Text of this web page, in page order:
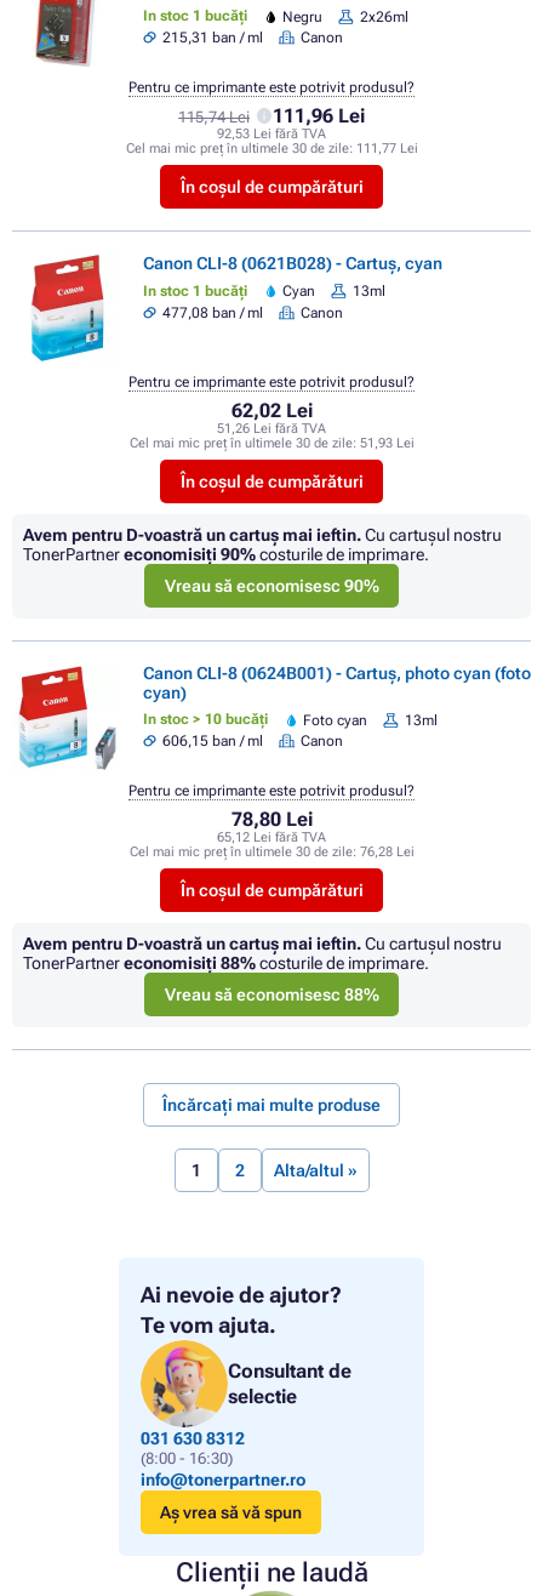
Ai nevoie de ajutor?
Te vom ajuta.
Consultant de
selectie
031 630 8312
(8:00 - 16:30)
info@tonerpartner.ro
Aș vrea să vă spun
Clienții ne laudă
In stoc 1 bucăți Negru
2x26ml
215,31 ban / ml
Canon
115,74 Lei 111,96 Lei
92,53 Lei fără TVA
Cel mai mic preț în ultimele 30 de zile: 111,77 Lei
În coșul de cumpărături
Pentru ce imprimante este potrivit produsul?
Canon CLI-8 (0621B028) - Cartuș, cyan
In stoc 1 bucăți Cyan
13ml
477,08 ban / ml
Canon
62,02 Lei
51,26 Lei fără TVA
Cel mai mic preț în ultimele 30 de zile: 51,93 Lei
În coșul de cumpărături
Pentru ce imprimante este potrivit produsul?
Avem pentru D-voastră un cartuș mai ieftin.Cu cartuşul nostru
TonerPartnereconomisiţi 90%costurile de imprimare.
Vreau să economisesc 90%
Canon CLI-8 (0624B001) - Cartuș, photo cyan (foto
cyan)
In stoc > 10 bucăți Foto cyan
13ml
606,15 ban / ml
Canon
78,80 Lei
65,12 Lei fără TVA
Cel mai mic preț în ultimele 30 de zile: 76,28 Lei
În coșul de cumpărături
Pentru ce imprimante este potrivit produsul?
Avem pentru D-voastră un cartuș mai ieftin.Cu cartuşul nostru
TonerPartnereconomisiţi 88%costurile de imprimare.
Vreau să economisesc 88%
Încărcați mai multe produse
1 2 Alta/altul »